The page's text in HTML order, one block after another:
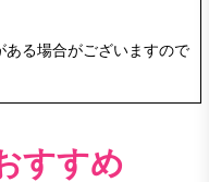
る場合がございますので
すすめ